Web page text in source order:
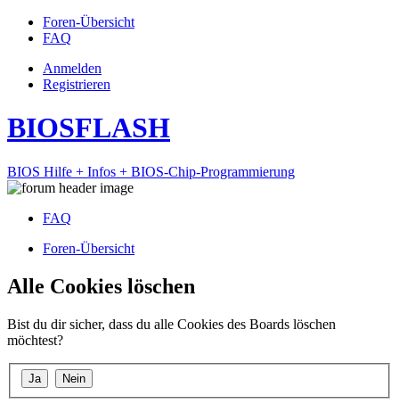
Foren-Übersicht
FAQ
Anmelden
Registrieren
BIOSFLASH
BIOS Hilfe + Infos + BIOS-Chip-Programmierung
FAQ
Foren-Übersicht
Alle Cookies löschen
Bist du dir sicher, dass du alle Cookies des Boards löschen
möchtest?